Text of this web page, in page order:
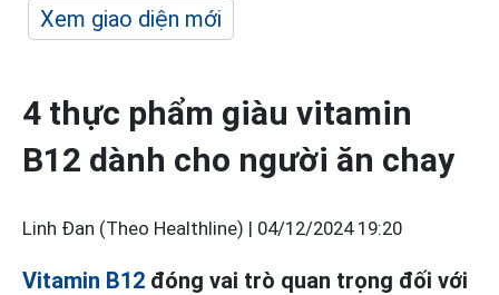
Xem giao diện mới
4 thực phẩm giàu vitamin
B12 dành cho người ăn chay
Linh Đan (Theo Healthline) | 04/12/2024 19:20
Vitamin B12 đóng vai trò quan trọng đối với